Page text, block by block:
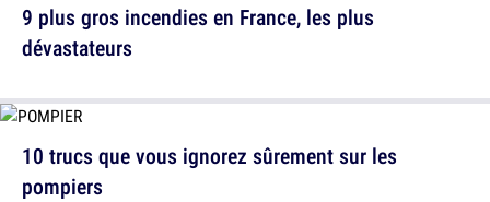
10 trucs que vous ignorez sûrement sur les
pompiers
9 plus gros incendies en France, les plus
dévastateurs